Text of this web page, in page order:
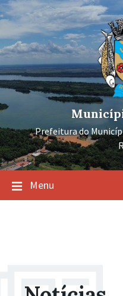
Ir
para
conteúdo
Pular
para
navegação
principal
Pular
para
rodapé
Prefeitura do
Menu